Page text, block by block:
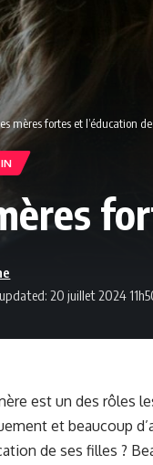
mères fortes et l’éducation
20 juillet 2024
est un des rôles
et beaucoup
de ses filles ?